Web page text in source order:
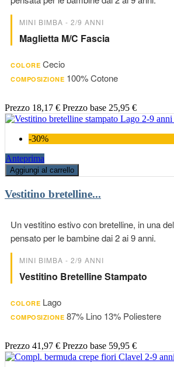
MINI BIMBA - 2/9 ANNI
Maglietta M/c Fascia
COLORE Cecio
COMPOSIZIONE 100% Cotone
Prezzo 18,17 € Prezzo base 25,95 €
-30%
Anteprima
Aggiungi al carrello
Vestitino bretelline...
Un vestitino estivo con bretelline, in una
pensato per le bambine dai 2 ai 9 anni.
MINI BIMBA - 2/9 ANNI
Vestitino Bretelline Stampato
COLORE Lago
COMPOSIZIONE 87% Lino 13% Poliestere
Prezzo 41,97 € Prezzo base 59,95 €